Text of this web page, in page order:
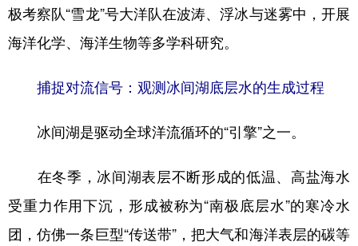
彩票 娱乐 时尚 悦读
公益 一带一路 亚太网
地方频道
北京 天津 河北 山西
辽宁 吉林 上海 江苏
浙江 安徽 福建 江西
极考察队“雪龙”号大洋队在波涛、浮冰与迷雾中，开展
海洋化学、海洋生物等多学科研究。
捕捉对流信号：观测冰间湖底层水的生成过程
冰间湖是驱动全球洋流循环的“引擎”之一。
在冬季，冰间湖表层不断形成的低温、高盐海水
受重力作用下沉，形成被称为“南极底层水”的寒冷水
团，仿佛一条巨型“传送带”，把大气和海洋表层的碳等